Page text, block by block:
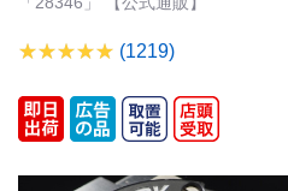
(1219)